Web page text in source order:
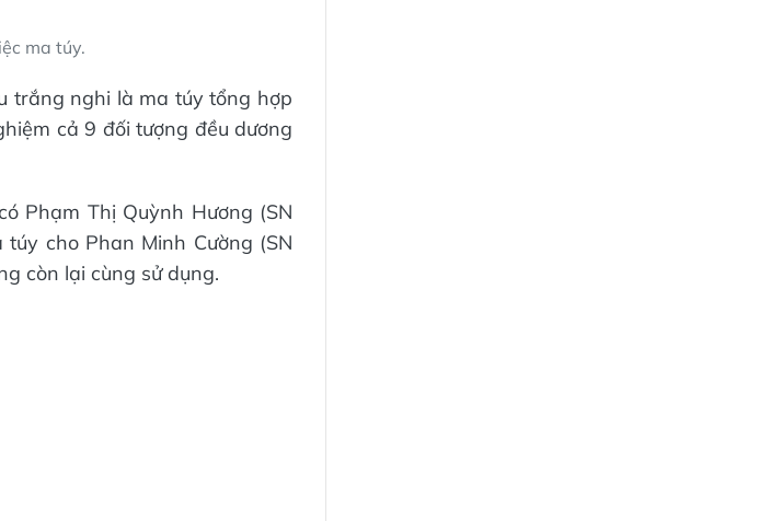
ma túy.
trắng nghi là ma túy tổng hợp
cả 9 đối tượng đều dương
Phạm Thị Quỳnh Hương (SN
cho Phan Minh Cường (SN
còn lại cùng sử dụng.